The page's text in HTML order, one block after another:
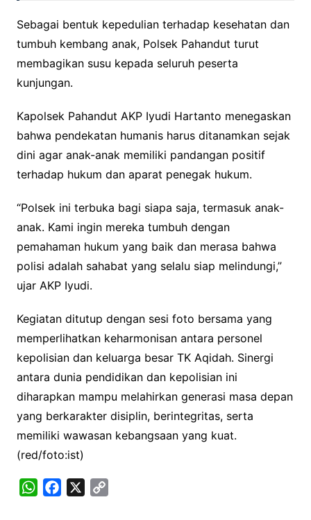
Sebagai bentuk kepedulian terhadap kesehatan dan
tumbuh kembang anak, Polsek Pahandut turut
membagikan susu kepada seluruh peserta
kunjungan.
Kapolsek Pahandut AKP Iyudi Hartanto menegaskan
bahwa pendekatan humanis harus ditanamkan sejak
dini agar anak-anak memiliki pandangan positif
terhadap hukum dan aparat penegak hukum.
“Polsek ini terbuka bagi siapa saja, termasuk anak-
anak. Kami ingin mereka tumbuh dengan
pemahaman hukum yang baik dan merasa bahwa
polisi adalah sahabat yang selalu siap melindungi,”
ujar AKP Iyudi.
Kegiatan ditutup dengan sesi foto bersama yang
memperlihatkan keharmonisan antara personel
kepolisian dan keluarga besar TK Aqidah. Sinergi
antara dunia pendidikan dan kepolisian ini
diharapkan mampu melahirkan generasi masa depan
yang berkarakter disiplin, berintegritas, serta
memiliki wawasan kebangsaan yang kuat.
(red/foto:ist)
W